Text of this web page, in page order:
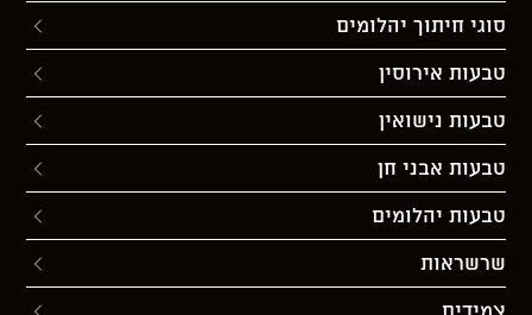
סוגי חיתוך יהלומים
טבעות אירוסין
טבעות נישואין
טבעות אבני חן
טבעות יהלומים
שרשראות
צמידים